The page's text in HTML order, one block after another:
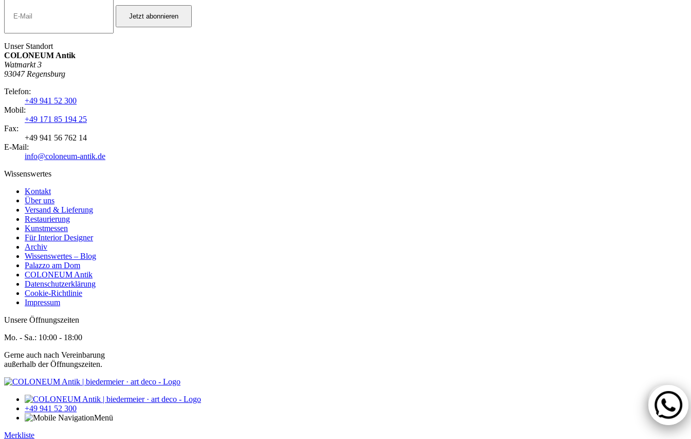
Unser Standort
COLONEUM Antik
Watmarkt 3
93047 Regensburg
Telefon:
+49 941 52 300
Mobil:
+49 171 85 194 25
Fax:
+49 941 56 762 14
E-Mail:
info@coloneum-antik.de
Wissenswertes
Kontakt
Über uns
Versand & Lieferung
Restaurierung
Kunstmessen
Für Interior Designer
Archiv
Wissenswertes – Blog
Palazzo am Dom
COLONEUM Antik
Datenschutzerklärung
Cookie-Richtlinie
Impressum
Unsere Öffnungszeiten
Mo. - Sa.: 10:00 - 18:00
Gerne auch nach Vereinbarung
außerhalb der Öffnungszeiten.
+49 941 52 300
Menü
Merkliste